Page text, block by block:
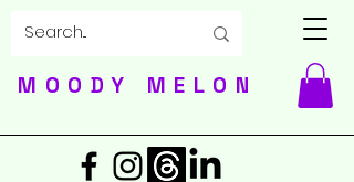
MOODY MELON